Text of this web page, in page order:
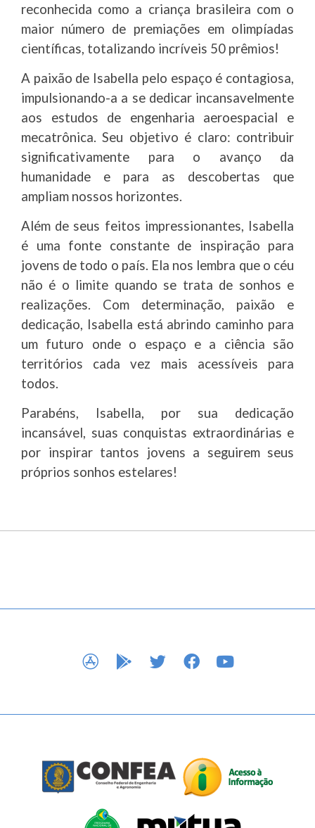
reconhecida como a criança brasileira com o
maior número de premiações em olimpíadas
científicas, totalizando incríveis 50 prêmios!
A paixão de Isabella pelo espaço é contagiosa,
impulsionando-a a se dedicar incansavelmente
aos estudos de engenharia aeroespacial e
mecatrônica. Seu objetivo é claro: contribuir
significativamente para o avanço da
humanidade e para as descobertas que
ampliam nossos horizontes.
Além de seus feitos impressionantes, Isabella
é uma fonte constante de inspiração para
jovens de todo o país. Ela nos lembra que o céu
não é o limite quando se trata de sonhos e
realizações. Com determinação, paixão e
dedicação, Isabella está abrindo caminho para
um futuro onde o espaço e a ciência são
territórios cada vez mais acessíveis para
todos.
Parabéns, Isabella, por sua dedicação
incansável, suas conquistas extraordinárias e
por inspirar tantos jovens a seguirem seus
próprios sonhos estelares!
APP STOREGOOGLE PLAY
TWITTERFACEBOOK